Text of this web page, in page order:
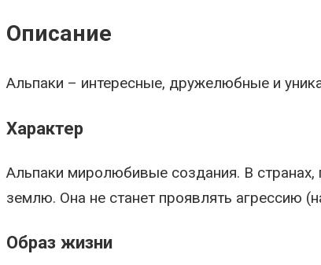
Описание
Альпаки – интересные, дружелюбные и
Характер
Альпаки миролюбивые создания. В странах,
землю. Она не станет проявлять агрессию
Образ жизни